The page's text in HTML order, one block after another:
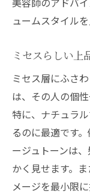
ュームスタイル
ミセスらしい上
ミセス層にふさ
は、その人の個
特に、ナチュラ
るのに最適です
ージュトーンは
かく見せます。
メージを最小限